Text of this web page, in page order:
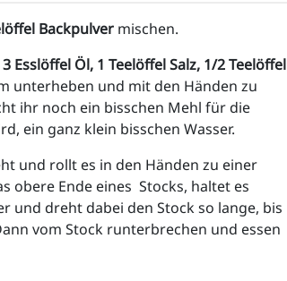
Backpulver mischen.
3 Esslöffel Öl, 1 Teelöffel Salz, 1/2 Teelöffel
unterheben und mit den Händen zu
ihr noch ein bisschen Mehl für die
ein ganz klein bisschen Wasser.
und rollt es in den Händen zu einer
obere Ende eines  Stocks, haltet es
und dreht dabei den Stock so lange, bis
vom Stock runterbrechen und essen